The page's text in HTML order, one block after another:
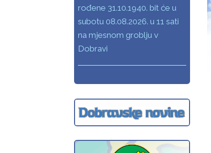
rođene 31.10.1940. bit će u
subotu 08.08.2026. u 11 sati
na mjesnom groblju v
Dobravi